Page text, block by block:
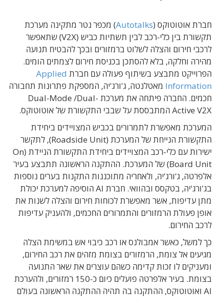
חברת אוטוטוקס (Autotalks) מכפר נטר מתקינה מערכת
תקשורת בין כלי-רכב לבין תשתיות כביש (V2X) שתאפשר
לרכבי חירום והצלה לשלוט ברמזורים ובכך להבטיח תנועה
מהירה וחלקה, בלא להסתכן בכניסת חירום לצמתים הומים.
הפרוייקט מתבצע בשיתוף פעולה עם חברת Applied
Information מאטלנטה, ג'ורג'יה, המספקת פתרונות תחבורה
חכמים. החברה פיתחה את מערכת Dual-Mode /Dual-
Active V2X המתבססת על שבבי התקשורת של אוטוטוקס.
המערכת מאפשרת לתמרורים בכביש המצויידים ביחידת
התקשורת הנייחת של המערכת (Roadside Unit), לתקשר
ישירות עם כלי-רכב המצויידים ביחידת התקשורת הניידת (On
Board Unit) של המערכת. ההתקנה הראשונה תתבצע בעיר
אלפרטה, ג'ורג'יה, ולאחריה מתוכננות התקנות בערים נוספות
בג'ורג'יה, בטקסס ובהוואי. חברת AI הוסיפה למערכת יכולת
מתן עדיפות, אשר מאפשרת לכוחות חירום והצלה לשנות את
אופן פעולת הרמזורים והתמרורים החכמים, ולהעניק עדיפות
לרכב החירום.
כך למשל, כאשר אמבולנס או רכב כיבוי אש במשימת הצלה
מגיעים אל צומת, הרמזורים בצומת מזהים את רכב החירום,
ומעניקים לו זכות קדימה כשהם עוצרים את שאר התנועה
בצומת. בעיר אלפרטה פועלים כיום כ-150 רמזורים, ולהערכת
AI ואוטוטוקס, ההתקנה בה תהיה ההתקנה הראשונה בעולם